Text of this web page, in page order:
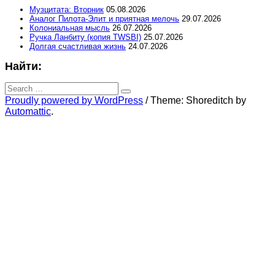
Музцитата: Вторник 05.08.2026
Аналог Пилота-Элит и приятная мелочь 29.07.2026
Колониальная мысль 26.07.2026
Ручка Ланбиту (копия TWSBI) 25.07.2026
Долгая счастливая жизнь 24.07.2026
Найти:
Search
for:
Search
Proudly powered by WordPress /Theme: Shoreditch by
Automattic.